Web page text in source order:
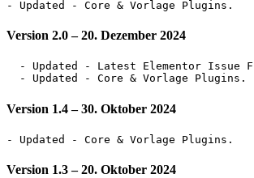
Version 2.0– 20. Dezember 2024
- Updated - Latest Elementor Issue
Version 1.4– 30. Oktober 2024
Version 1.3– 20. Oktober 2024